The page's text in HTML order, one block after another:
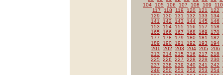
104
105 106 107 108 109
110
117
118 119 120 121 122
129
130 131 132 133 134
141
142 143 144 145 146
153
154 155 156 157 158
165
166 167 168 169 170
177
178 179 180 181 182
189
190 191 192 193 194
201
202 203 204 205
206
213
214 215 216 217 218
225
226 227 228 229 230
237
238 239 240 241 242
249
250 251 252 253 254